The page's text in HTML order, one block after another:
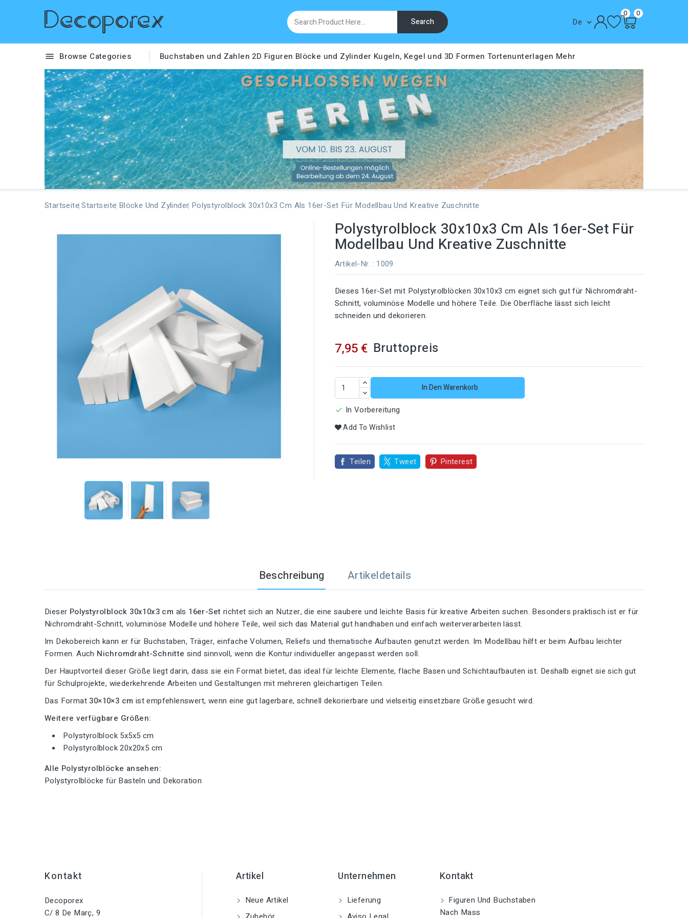
Search De 
0 0
 Browse Categories Buchstaben und Zahlen 2D Figuren Blöcke und Zylinder Kugeln, Kegel und 3D Formen Tortenunterlagen Mehr
Startseite Startseite Blöcke Und Zylinder Polystyrolblock 30x10x3 Cm Als 16er-Set Für Modellbau Und Kreative Zuschnitte

Polystyrolblock 30x10x3 Cm Als 16er-Set Für
Modellbau Und Kreative Zuschnitte
Artikel-Nr. : 1009
Dieses 16er-Set mit Polystyrolblöcken 30x10x3 cm eignet sich gut für Nichromdraht-
Schnitt, voluminöse Modelle und höhere Teile. Die Oberfläche lässt sich leicht
schneiden und dekorieren.
7,95 € Bruttopreis
In Den Warenkorb
 In Vorbereitung
Add To Wishlist
Teilen Tweet Pinterest
Beschreibung Artikeldetails
Dieser Polystyrolblock 30x10x3 cm als 16er-Set richtet sich an Nutzer, die eine saubere und leichte Basis für kreative Arbeiten suchen. Besonders praktisch ist er für
Nichromdraht-Schnitt, voluminöse Modelle und höhere Teile, weil sich das Material gut handhaben und einfach weiterverarbeiten lässt.
Im Dekobereich kann er für Buchstaben, Träger, einfache Volumen, Reliefs und thematische Aufbauten genutzt werden. Im Modellbau hilft er beim Aufbau leichter
Formen. Auch Nichromdraht-Schnitte sind sinnvoll, wenn die Kontur individueller angepasst werden soll.
Der Hauptvorteil dieser Größe liegt darin, dass sie ein Format bietet, das ideal für leichte Elemente, flache Basen und Schichtaufbauten ist. Deshalb eignet sie sich gut
für Schulprojekte, wiederkehrende Arbeiten und Gestaltungen mit mehreren gleichartigen Teilen.
Das Format 30×10×3 cm ist empfehlenswert, wenn eine gut lagerbare, schnell dekorierbare und vielseitig einsetzbare Größe gesucht wird.
Weitere verfügbare Größen:
Polystyrolblock 5x5x5 cm
Polystyrolblock 20x20x5 cm
Alle Polystyrolblöcke ansehen:
Polystyrolblöcke für Basteln und Dekoration
Kontakt
Decoporex
C/ 8 De Març, 9
Artikel
Neue Artikel
Unternehmen
Lieferung
Kontakt
Figuren Und Buchstaben
Nach Mass